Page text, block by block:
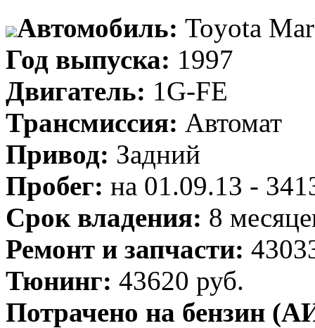
Автомобиль: Toyota
Год выпуска: 1997
Двигатель: 1G-FE
Трансмиссия: Автомат
Привод: Задний
Пробег: на 01.09.13 -
Срок владения: 8
Ремонт и запчасти:
Тюнинг: 43620 руб.
Потрачено на бензин